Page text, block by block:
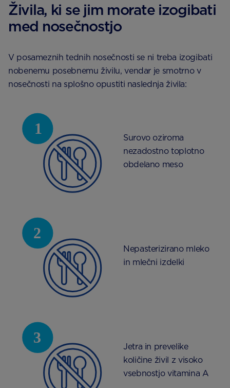
Živila, ki se jim morate izogibati
med nosečnostjo
V posameznih tednih nosečnosti se ni treba izogibati
nobenemu posebnemu živilu, vendar je smotrno v
nosečnosti na splošno opustiti naslednja živila:
Surovo oziroma
nezadostno toplotno
obdelano meso
Nepasterizirano mleko
in mlečni izdelki
Jetra in prevelike
količine živil z visoko
vsebnostjo vitamina A